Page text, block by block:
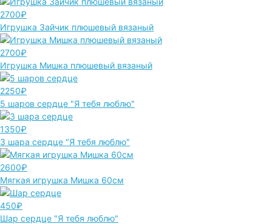
2700₽
Игрушка Зайчик плюшевый вязаный
2700₽
Игрушка Мишка плюшевый вязаный
2250₽
5 шаров сердце "Я тебя люблю"
1350₽
3 шара сердце "Я тебя люблю"
2600₽
Мягкая игрушка Мишка 60см
450₽
Шар сердце "Я тебя люблю"